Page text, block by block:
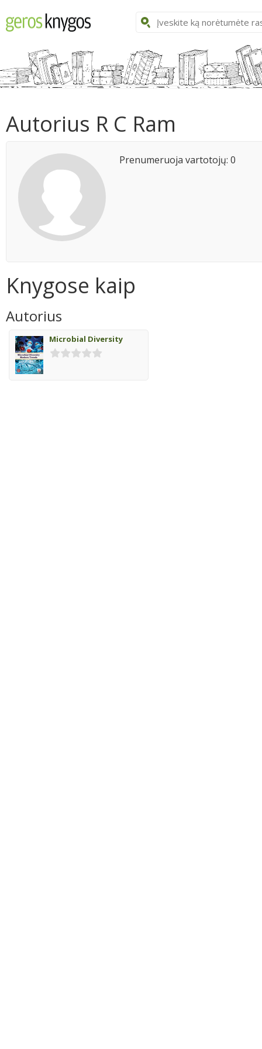
Autorius R C Ram
Prenumeruoja vartotojų: 0
Knygose kaip
Autorius
Microbial Diversity